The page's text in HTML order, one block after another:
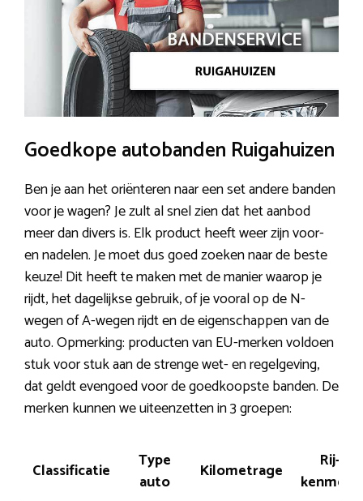
Goedkope autobanden Ruigahuizen
Ben je aan het oriënteren naar een set andere banden
voor je wagen? Je zult al snel zien dat het aanbod
meer dan divers is. Elk product heeft weer zijn voor-
en nadelen. Je moet dus goed zoeken naar de beste
keuze! Dit heeft te maken met de manier waarop je
rijdt, het dagelijkse gebruik, of je vooral op de N-
wegen of A-wegen rijdt en de eigenschappen van de
auto. Opmerking: producten van EU-merken voldoen
stuk voor stuk aan de strenge wet- en regelgeving,
dat geldt evengoed voor de goedkoopste banden. De
merken kunnen we uiteenzetten in 3 groepen:
Classificatie
Type
auto
Kilometrage
Rij-
kenmerk